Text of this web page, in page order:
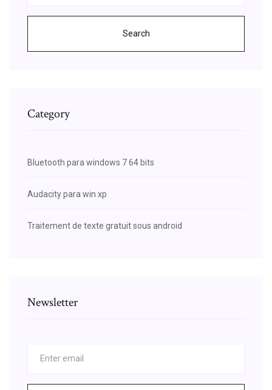
Search
Category
Bluetooth para windows 7 64 bits
Audacity para win xp
Traitement de texte gratuit sous android
Newsletter